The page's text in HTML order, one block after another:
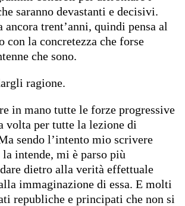
saranno devastanti e decisivi.
ancora trent’anni, quindi pensa al
con la concretezza che forse
che sono.
ragione.
in mano tutte le forze progressive
volta per tutte la lezione di
sendo l’intento mio scrivere
intende, mi è parso più
dietro alla verità effettuale
immaginazione di essa. E molti
republiche e principati che non si